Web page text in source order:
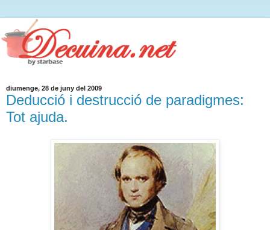
diumenge, 28 de juny del 2009
Deducció i destrucció de paradigmes:
Tot ajuda.